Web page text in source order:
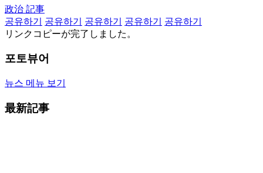
政治 記事
공유하기
공유하기 공유하기 공유하기
공유하기
リンクコピーが完了しました。
포토뷰어
뉴스 메뉴 보기
最新記事